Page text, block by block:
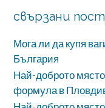
свързани пост
Мога ли да купя
България
Най-доброто място
формула в